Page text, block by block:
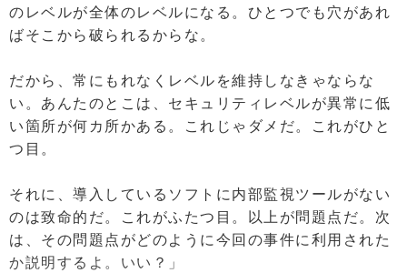
のレベルが全体のレベルになる。ひとつでも穴があれ
ばそこから破られるからな。
だから、常にもれなくレベルを維持しなきゃならな
い。あんたのとこは、セキュリティレベルが異常に低
い箇所が何カ所かある。これじゃダメだ。これがひと
つ目。
それに、導入しているソフトに内部監視ツールがない
のは致命的だ。これがふたつ目。以上が問題点だ。次
は、その問題点がどのように今回の事件に利用された
か説明するよ。いい？」